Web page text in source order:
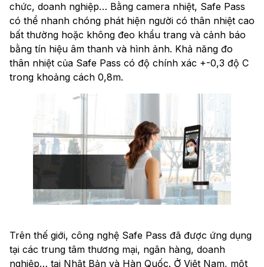
chức, doanh nghiệp… Bằng camera nhiệt, Safe Pass
có thể nhanh chóng phát hiện người có thân nhiệt cao
bất thường hoặc không đeo khẩu trang và cảnh báo
bằng tín hiệu âm thanh và hình ảnh. Khả năng đo
thân nhiệt của Safe Pass có độ chính xác +-0,3 độ C
trong khoảng cách 0,8m.
Trên thế giới, công nghệ Safe Pass đã được ứng dụng
tại các trung tâm thương mại, ngân hàng, doanh
nghiệp… tại Nhật Bản và Hàn Quốc. Ở Việt Nam, một